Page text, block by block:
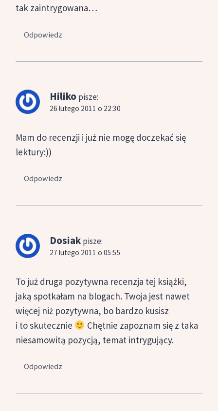
tak zaintrygowana…
Odpowiedz
Hiliko pisze:
26 lutego 2011 o 22:30
Mam do recenzji i już nie mogę doczekać się
lektury:))
Odpowiedz
Dosiak pisze:
27 lutego 2011 o 05:55
To już druga pozytywna recenzja tej książki,
jaką spotkałam na blogach. Twoja jest nawet
więcej niż pozytywna, bo bardzo kusisz
i to skutecznie
Chętnie zapoznam się z taka
niesamowitą pozycją, temat intrygujący.
Odpowiedz